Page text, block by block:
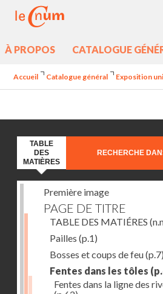
À PROPOS CATALOGUE
Accueil Catalogue général Exposition
TABLE
DES
MATIÈRES
RECHERCHE
Première image
PAGE DE TITRE
TABLE DES MATIÉRES
Pailles (p.1)
Bosses et coups de feu(p.7)
Fentes dans les tôles
Fentes dans la ligne des